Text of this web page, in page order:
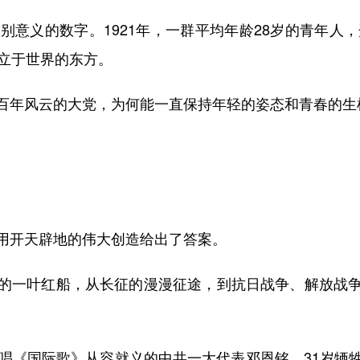
的数字。1921年，一群平均年龄28岁的青年人，
世界的东方。
云的大党，为何能一直保持年轻的姿态和青春的生
辟地的伟大创造给出了答案。
红船，从长征的漫漫征途，到抗日战争、解放战